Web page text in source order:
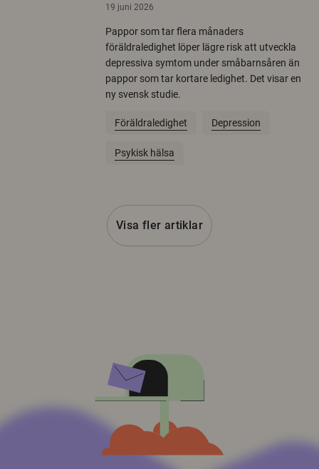
19 juni 2026
Pappor som tar flera månaders
föräldraledighet löper lägre risk att utveckla
depressiva symtom under småbarnsåren än
pappor som tar kortare ledighet. Det visar en
ny svensk studie.
Föräldraledighet Depression
Psykisk hälsa
Visa fler artiklar